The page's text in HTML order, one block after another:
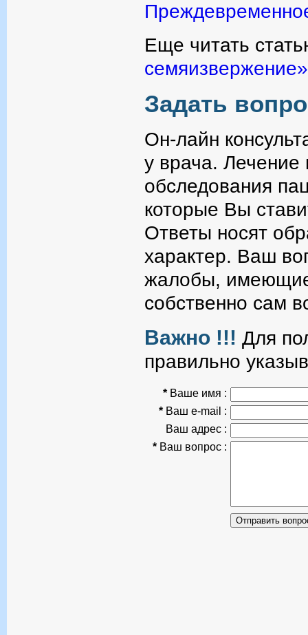
Еще читать
семяизвержение»
Задать
Он-лайн
у врача. Лечение
обследования
которые Вы
Ответы носят
характер. Ваш
жалобы,
собственно сам
Важно !!! Для
правильно
* Ваше имя :
* Ваш e-mail :
Ваш адрес :
* Ваш вопрос :